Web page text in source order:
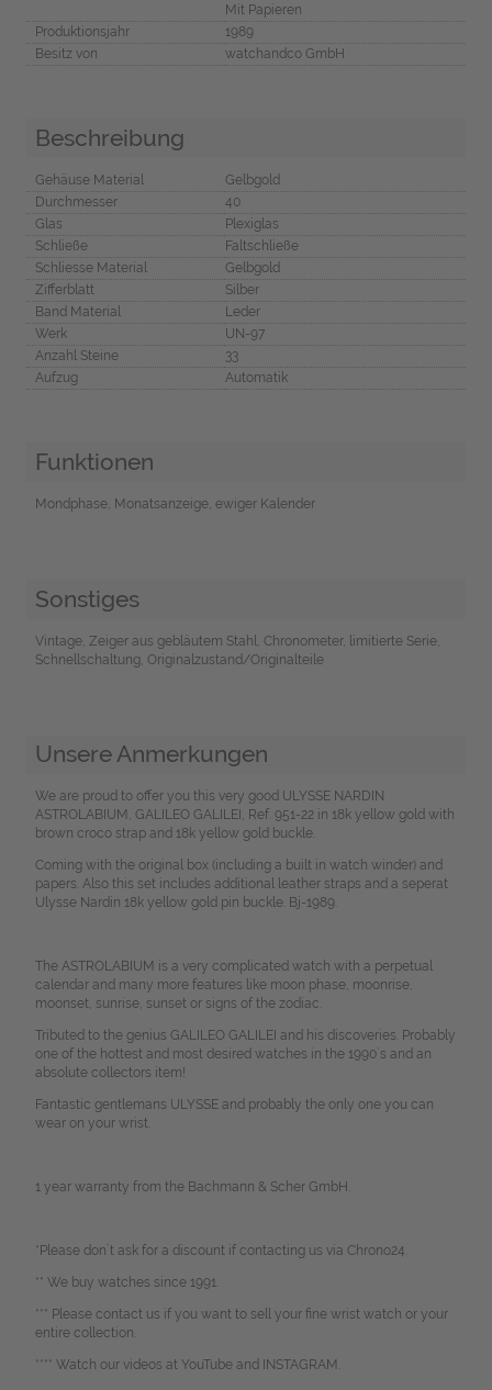
Mit Papieren
Produktionsjahr
1989
Besitz von
watchandco GmbH
Beschreibung
Gehäuse Material
Gelbgold
Durchmesser
40
Glas
Plexiglas
Schließe
Faltschließe
Schliesse Material
Gelbgold
Zifferblatt
Silber
Band Material
Leder
Werk
UN-97
Anzahl Steine
33
Aufzug
Automatik
Funktionen
Mondphase, Monatsanzeige, ewiger Kalender
Sonstiges
Vintage, Zeiger aus gebläutem Stahl, Chronometer, limitierte Serie,
Schnellschaltung, Originalzustand/Originalteile
Unsere Anmerkungen
We are proud to offer you this very good ULYSSE NARDIN
ASTROLABIUM, GALILEO GALILEI, Ref. 951-22 in 18k yellow gold with
brown croco strap and 18k yellow gold buckle.
Coming with the original box (including a built in watch winder) and
papers. Also this set includes additional leather straps and a seperat
Ulysse Nardin 18k yellow gold pin buckle. Bj-1989.
The ASTROLABIUM is a very complicated watch with a perpetual
calendar and many more features like moon phase, moonrise,
moonset, sunrise, sunset or signs of the zodiac.
Tributed to the genius GALILEO GALILEI and his discoveries. Probably
one of the hottest and most desired watches in the 1990`s and an
absolute collectors item!
Fantastic gentlemans ULYSSE and probably the only one you can
wear on your wrist.
1 year warranty from the Bachmann & Scher GmbH.
*Please don`t ask for a discount if contacting us via Chrono24.
** We buy watches since 1991.
*** Please contact us if you want to sell your fine wrist watch or your
entire collection.
**** Watch our videos at YouTube and INSTAGRAM.